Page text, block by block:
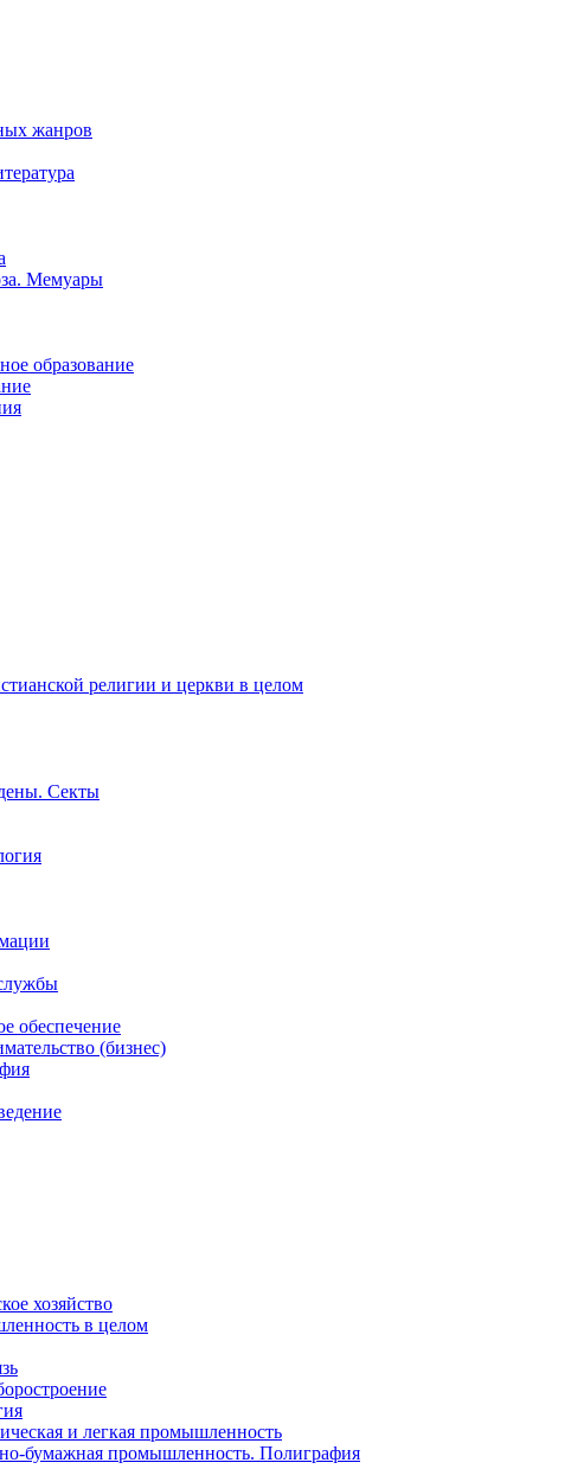
жанров
Мемуары
образование
религии и церкви в целом
Секты
обеспечение
(бизнес)
хозяйство
в целом
и легкая промышленность
бумажная промышленность. Полиграфия